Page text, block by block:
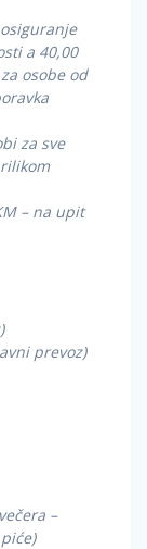
a 40,00
osobe od
za sve
– na upit
prevoz)
–